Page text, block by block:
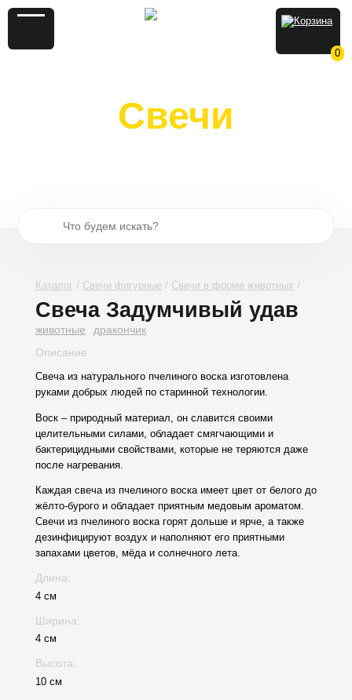
0
Свечи
Каталог Свечи фигурные Свечи в форме животных
Свеча Задумчивый удав
животные
дракончик
Описание
Свеча из натурального пчелиного воска изготовлена
руками добрых людей по старинной технологии.
Воск – природный материал, он славится своими
целительными силами, обладает смягчающими и
бактерицидными свойствами, которые не теряются даже
после нагревания.
Каждая свеча из пчелиного воска имеет цвет от белого до
жёлто-бурого и обладает приятным медовым ароматом.
Свечи из пчелиного воска горят дольше и ярче, а также
дезинфицируют воздух и наполняют его приятными
запахами цветов, мёда и солнечного лета.
Длина:
4 см
Ширина:
4 см
Высота:
10 см